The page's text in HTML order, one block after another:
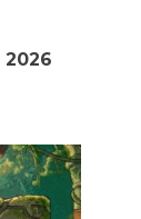
2026